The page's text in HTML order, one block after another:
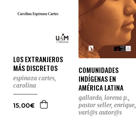
LOS EXTRANJEROS
MÁS DISCRETOS
espinoza cartes,
carolina
15,00€
COMUNIDADES
INDÍGENAS EN
AMÉRICA LATINA
gallardo, lorena p.,
pastor seller, enrique,
vari@s autor@s